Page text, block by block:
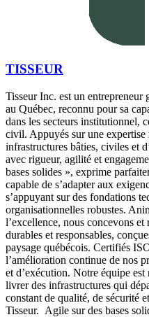
TISSEUR
Tisseur Inc. est un entrepreneur
au Québec, reconnu pour sa
dans les secteurs institutionnel,
civil. Appuyés sur une
infrastructures bâties, civiles et
avec rigueur, agilité et
bases solides », exprime
capable de s’adapter aux
s’appuyant sur des fondations
organisationnelles robustes.
l’excellence, nous concevons
durables et responsables,
paysage québécois. Certifiés
l’amélioration continue de nos
et d’exécution. Notre équipe
livrer des infrastructures qui
constant de qualité, de sécurité
Tisseur. Agile sur des bases